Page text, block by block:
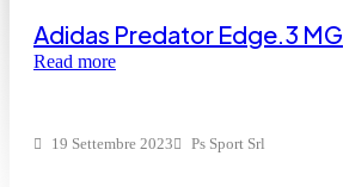
Adidas Predator Edge.3 MG
Read more
19 Settembre 2023 Ps Sport Srl